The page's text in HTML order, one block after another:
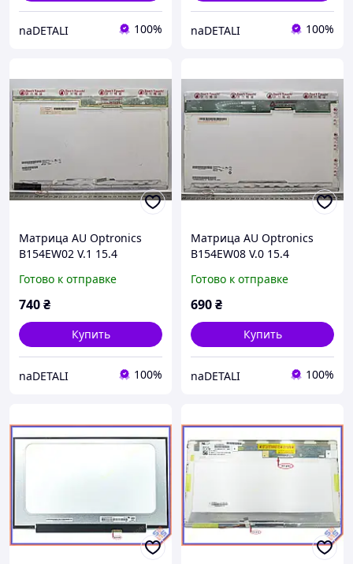
naDETALI 100% naDETALI 100%
Матрица AU Optronics
B154EW02 V.1 15.4
глянцевая)
Готово к отправке
740₴
Купить
naDETALI 100%
Матрица AU Optronics
B154EW08 V.0 15.4
верхний правый разъём)
Готово к отправке
690₴
Купить
naDETALI 100%